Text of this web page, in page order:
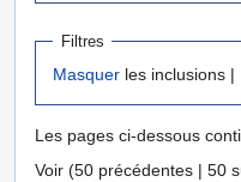
Filtres
Masquer les inclusions |
Les pages ci-dessous
Voir (50 précédentes | 50